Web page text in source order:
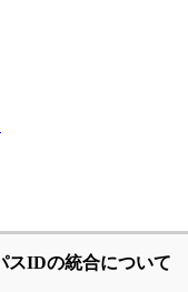
スIDの統合について